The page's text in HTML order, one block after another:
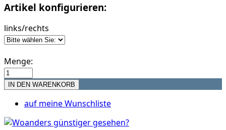
Artikel konfigurieren:
links/rechts
Menge:
auf meine Wunschliste